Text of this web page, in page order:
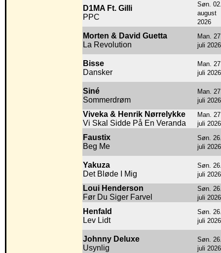
D1MA Ft. Gilli
PPC
Søn.
august
2026
Morten & David Guetta
La Revolution
Man.
juli 2026
Bisse
Dansker
Man.
juli 2026
Siné
Sommerdrøm
Man.
juli 2026
Viveka & Henrik Nørrelykke
Vi Skal Sidde På En Veranda
Man.
juli 2026
Faustix
Beg Me
Søn.
juli 2026
Yakuza
Det Bløde I Mig
Søn.
juli 2026
Loui Henderson
Før Du Siger Farvel
Søn.
juli 2026
Henfald
Lev Lidt
Søn.
juli 2026
Johnny Deluxe
Usynlig
Søn.
juli 2026